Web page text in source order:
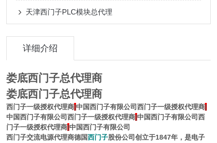
天津西门子PLC模块总代理
详细介绍
娄底西门子总代理商
娄底西门子总代理商
西门子一级授权代理商|中国西门子有限公司西门子一级授权代理商|
中国西门子有限公司西门子一级授权代理商|中国西门子有限公司西
门子一级授权代理商|中国西门子有限公司
西门子交流电源代理商德国西门子股份公司创立于1847年，是电子